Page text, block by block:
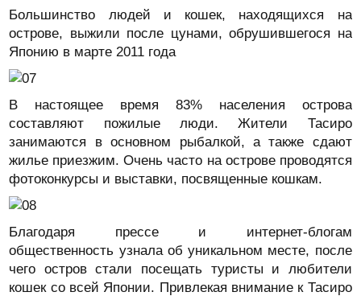
Большинство людей и кошек, находящихся на
острове, выжили после цунами, обрушившегося на
Японию в марте 2011 года
В настоящее время 83% населения острова
составляют пожилые люди. Жители Тасиро
занимаются в основном рыбалкой, а также сдают
жилье приезжим. Очень часто на острове проводятся
фотоконкурсы и выставки, посвященные кошкам.
Благодаря прессе и интернет-блогам
общественность узнала об уникальном месте, после
чего остров стали посещать туристы и любители
кошек со всей Японии. Привлекая внимание к Тасиро